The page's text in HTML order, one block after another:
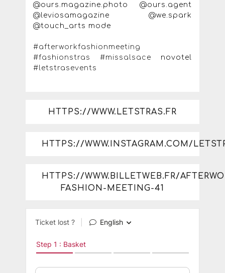
@ours.magazine.photo @ours.agent
@leviosamagazine @we.spark
@touch_arts mode
#afterworkfashionmeeting
#fashionstras
#missalsace novotel
#letstrasevents
HTTPS://WWW.LETSTRAS.FR
HTTPS://WWW.INSTAGRAM.COM/
HTTPS://WWW.BILLETWEB.FR/
FASHION-MEETING-41